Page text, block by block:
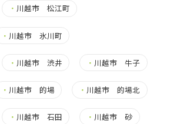
・ 川越市 松江町
・ 川越市 氷川町
・ 川越市 渋井 ・ 川越市 牛子
・ 川越市 的場 ・ 川越市 的場北
・ 川越市 石田 ・ 川越市 砂